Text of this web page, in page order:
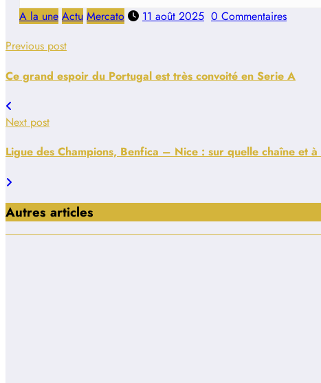
A la une Actu Mercato 11 août 2025 0 Commentaires
Previous post
Ce grand espoir du Portugal est très convoité en Serie A
Next post
Ligue des Champions, Benfica – Nice : sur quelle chaîne et
Autres articles